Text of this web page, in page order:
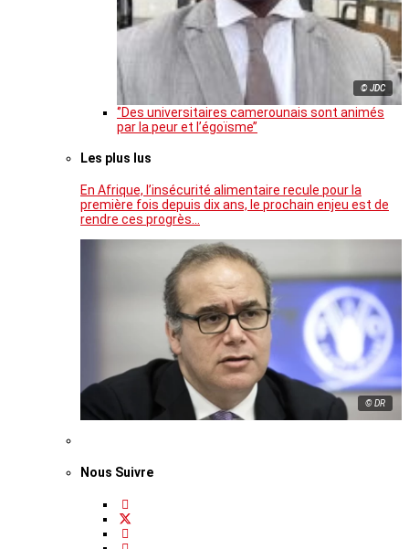
© JDC
‘’Des universitaires camerounais sont animés
par la peur et l’égoïsme’’
Les plus lus
En Afrique, l’insécurité alimentaire recule pour la
première fois depuis dix ans, le prochain enjeu est de
rendre ces progrès…
© DR
Nous Suivre